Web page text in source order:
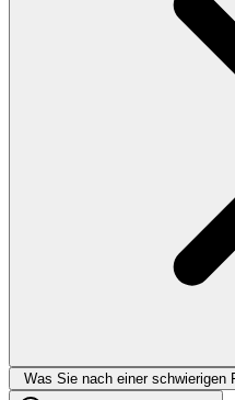
Was Sie nach einer schwierigen